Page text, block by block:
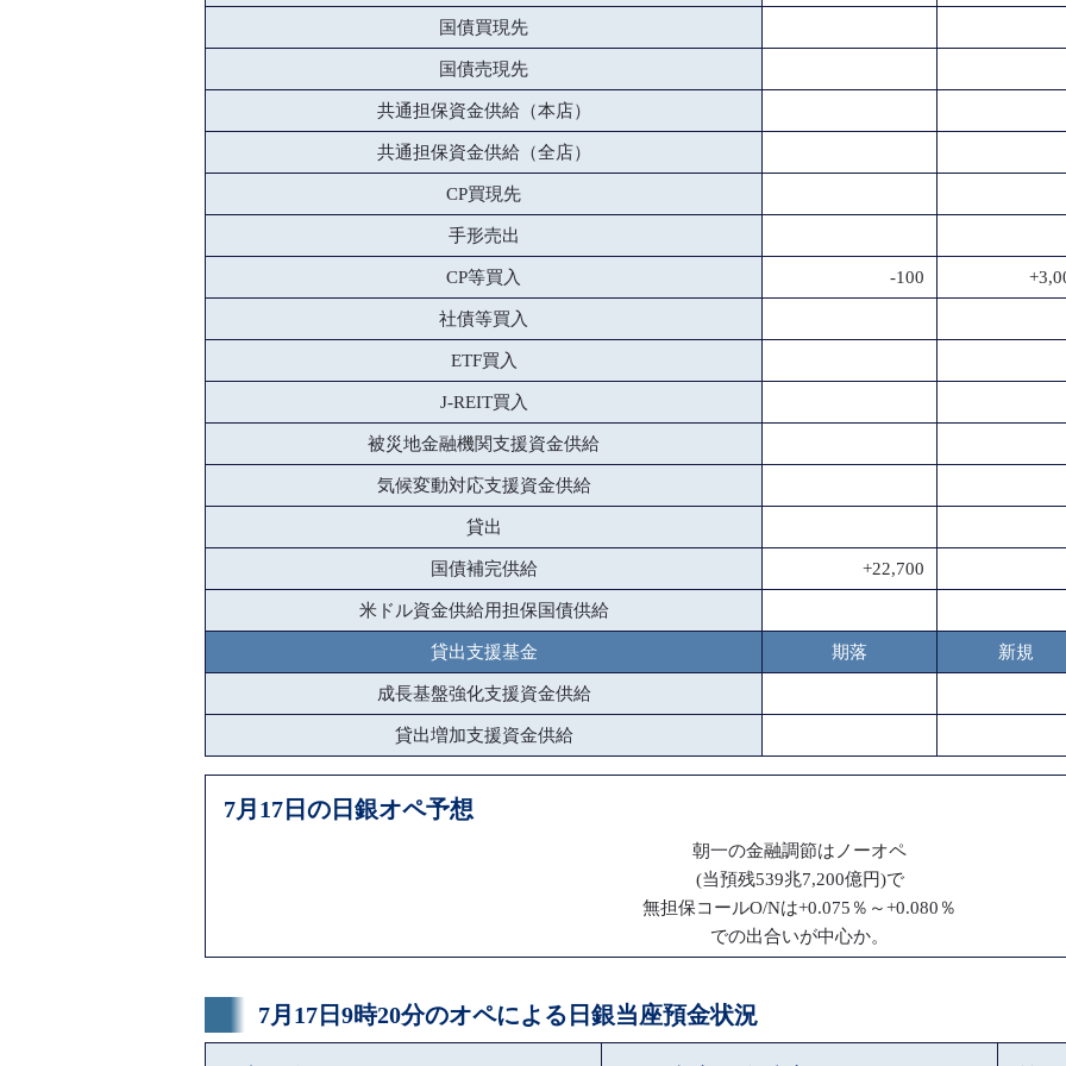
国債買現先
国債売現先
共通担保資金供給（本店）
共通担保資金供給（全店）
CP買現先
手形売出
CP等買入 -100
社債等買入
ETF買入
J-REIT買入
被災地金融機関支援資金供給
気候変動対応支援資金供給
貸出
国債補完供給 +22,700
米ドル資金供給用担保国債供給
貸出支援基金 期落 新規
成長基盤強化支援資金供給
貸出増加支援資金供給
7月17日の日銀オペ予想
朝一の金融調節はノーオペ
(当預残539兆7,200億円)で
無担保コールO/Nは+0.075％～+0.080％
での出合いが中心か。
7月17日9時20分のオペによる日銀当座預金状況